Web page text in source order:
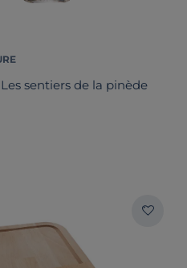
sentiers de la pinède